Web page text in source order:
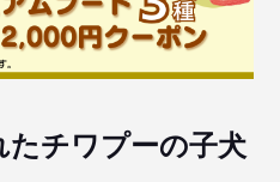
チワプーの子犬